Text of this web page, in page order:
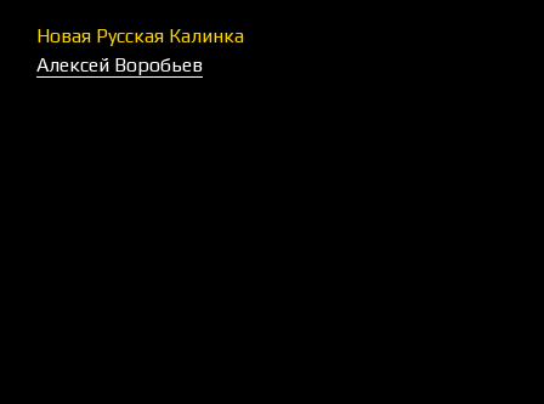
Новая Русская Калинка
Алексей Воробьев